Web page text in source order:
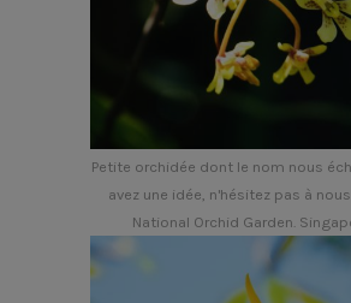
Petite orchidée dont le nom nous
avez une idée, n'hésitez pas à
National Orchid Garden.